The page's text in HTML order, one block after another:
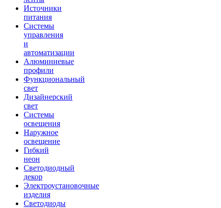
Источники
питания
Системы
управления
и
автоматизации
Алюминиевые
профили
Функциональный
свет
Дизайнерский
свет
Системы
освещения
Наружное
освещение
Гибкий
неон
Светодиодный
декор
Электроустановочные
изделия
Светодиоды